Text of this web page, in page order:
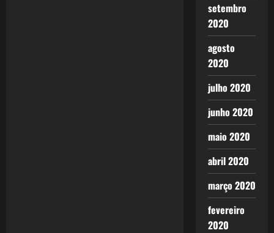
setembro
2020
agosto
2020
julho 2020
junho 2020
maio 2020
abril 2020
março 2020
fevereiro
2020